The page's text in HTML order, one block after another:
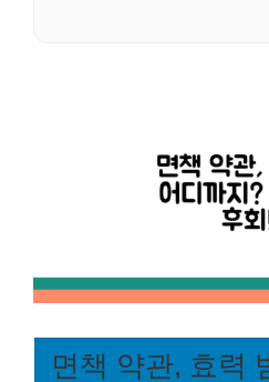
면책 약관, 효력